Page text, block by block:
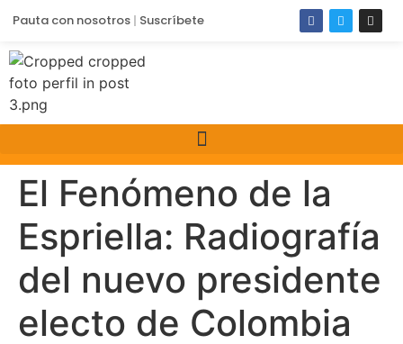
Pauta con nosotros Suscríbete
El Fenómeno de la
Espriella: Radiografía
del nuevo presidente
electo de Colombia